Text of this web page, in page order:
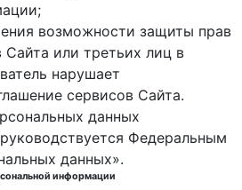
возможности защиты прав
Сайта или третьих лиц в
нарушает
сервисов Сайта.
данных
Федеральным
данных».
информации